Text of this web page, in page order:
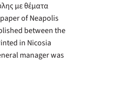
με θέματα
of Neapolis
between the
in Nicosia
manager was